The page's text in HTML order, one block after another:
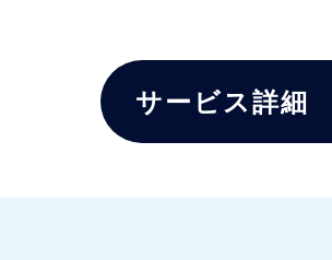
サービス詳細